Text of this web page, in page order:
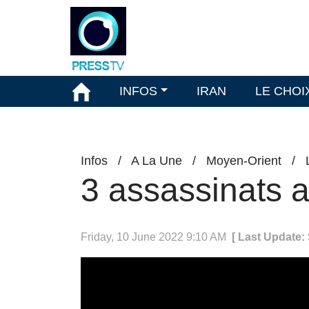
INFOS IRAN LE
Infos / A La Une / Moyen-Orient /
3 assassinats
Friday, 10 June 2022 9:10 AM [ Last Update: